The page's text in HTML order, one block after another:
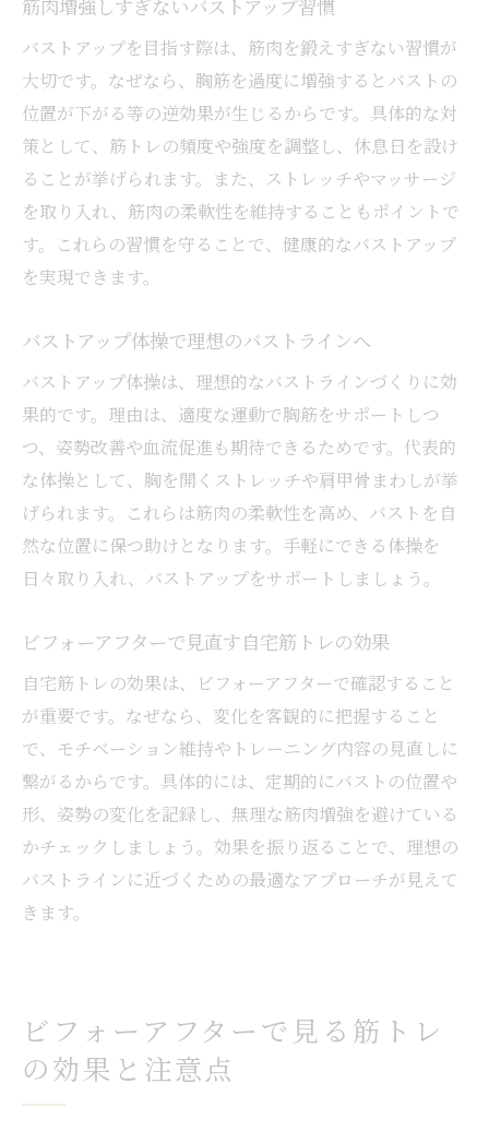
筋肉増強しすぎないバストアップ習慣
バストアップを目指す際は、筋肉を鍛えすぎない習慣が
大切です。なぜなら、胸筋を過度に増強するとバストの
位置が下がる等の逆効果が生じるからです。具体的な対
策として、筋トレの頻度や強度を調整し、休息日を設け
ることが挙げられます。また、ストレッチやマッサージ
を取り入れ、筋肉の柔軟性を維持することもポイントで
す。これらの習慣を守ることで、健康的なバストアップ
を実現できます。
バストアップ体操で理想のバストラインへ
バストアップ体操は、理想的なバストラインづくりに効
果的です。理由は、適度な運動で胸筋をサポートしつ
つ、姿勢改善や血流促進も期待できるためです。代表的
な体操として、胸を開くストレッチや肩甲骨まわしが挙
げられます。これらは筋肉の柔軟性を高め、バストを自
然な位置に保つ助けとなります。手軽にできる体操を
日々取り入れ、バストアップをサポートしましょう。
ビフォーアフターで見直す自宅筋トレの効果
自宅筋トレの効果は、ビフォーアフターで確認すること
が重要です。なぜなら、変化を客観的に把握すること
で、モチベーション維持やトレーニング内容の見直しに
繋がるからです。具体的には、定期的にバストの位置や
形、姿勢の変化を記録し、無理な筋肉増強を避けている
かチェックしましょう。効果を振り返ることで、理想の
バストラインに近づくための最適なアプローチが見えて
きます。
ビフォーアフターで見る筋トレ
の効果と注意点